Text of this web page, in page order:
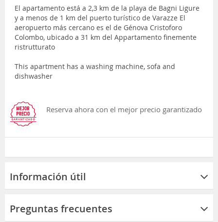
El apartamento está a 2,3 km de la playa de Bagni Ligure
y a menos de 1 km del puerto turístico de Varazze El
aeropuerto más cercano es el de Génova Cristoforo
Colombo, ubicado a 31 km del Appartamento finemente
ristrutturato
This apartment has a washing machine, sofa and
dishwasher
Reserva ahora con el mejor precio garantizado
Información útil
Preguntas frecuentes